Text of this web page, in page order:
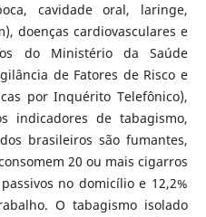
cavidade oral, laringe,
doenças cardiovasculares e
do Ministério da Saúde
de Fatores de Risco e
por Inquérito Telefônico),
indicadores de tabagismo,
brasileiros são fumantes,
20 ou mais cigarros
no domicílio e 12,2%
O tabagismo isolado